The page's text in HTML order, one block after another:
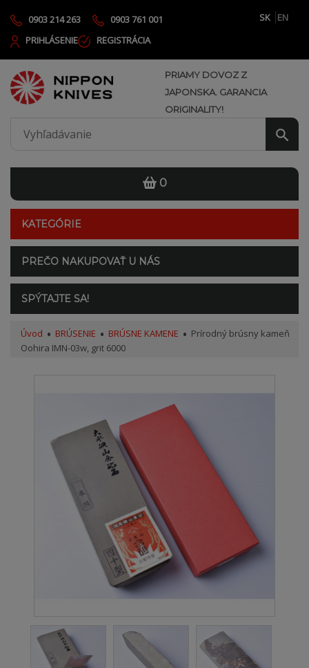
0903 214 263 0903 761 001 SK
EN
PRIHLÁSENIE
REGISTRÁCIA
PRIAMY DOVOZ Z
JAPONSKA. GARANCIA
ORIGINALITY!
0
KATEGÓRIE
PREČO NAKUPOVAŤ U NÁS
SPÝTAJTE SA!
Úvod BRÚSENIE BRÚSNE KAMENE
Prírodný brúsny kameň
Oohira IMN-03w, grit 6000